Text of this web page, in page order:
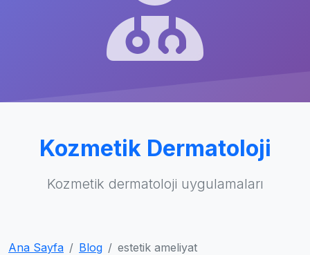
Kozmetik Dermatoloji
Kozmetik dermatoloji uygulamaları
Ana Sayfa Blog estetik ameliyat